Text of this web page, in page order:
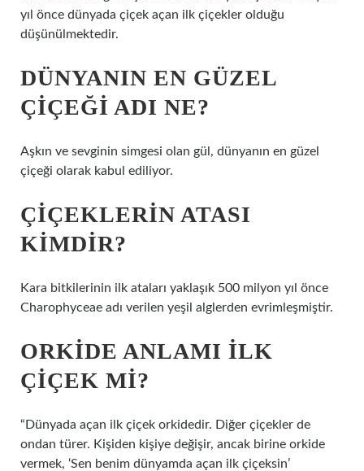
yıl önce dünyada çiçek açan ilk çiçekler olduğu
düşünülmektedir.
DÜNYANIN EN GÜZEL
ÇIÇEĞI ADI NE?
Aşkın ve sevginin simgesi olan gül, dünyanın en güzel
çiçeği olarak kabul ediliyor.
ÇIÇEKLERIN ATASI
KIMDIR?
Kara bitkilerinin ilk ataları yaklaşık 500 milyon yıl önce
Charophyceae adı verilen yeşil alglerden evrimleşmiştir.
ORKIDE ANLAMI ILK
ÇIÇEK MI?
“Dünyada açan ilk çiçek orkidedir. Diğer çiçekler de
ondan türer. Kişiden kişiye değişir, ancak birine orkide
vermek, ‘Sen benim dünyamda açan ilk çiçeksin’